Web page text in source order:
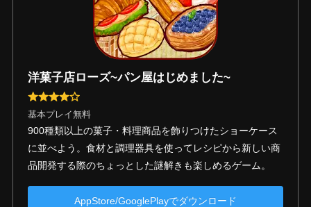
洋菓子店ローズ~パン屋はじめました~
基本プレイ無料
900種類以上の菓子・料理商品を飾りつけたショーケース
に並べよう。食材と調理器具を使ってレシピから新しい商
品開発する際のちょっとした謎解きも楽しめるゲーム。
AppStore/GooglePlayでダウンロード